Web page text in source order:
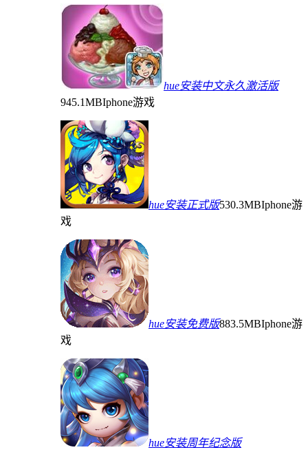
hue安装中文永久激活版
945.1MBIphone游戏
hue安装正式版530.3MBIphone游
戏
hue安装免费版883.5MBIphone游
戏
hue安装周年纪念版